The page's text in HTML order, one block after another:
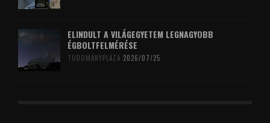
ELINDULT A VILÁGEGYETEM LEGNAGYOBB
ÉGBOLTFELMÉRÉSE
TUDOMÁNYPLÁZA 2026/07/25